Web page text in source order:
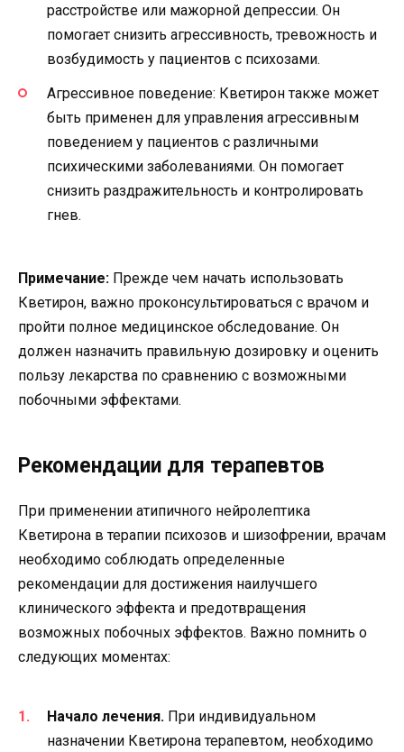
расстройстве или мажорной депрессии. Он
помогает снизить агрессивность, тревожность и
возбудимость у пациентов с психозами.
Агрессивное поведение: Кветирон также может
быть применен для управления агрессивным
поведением у пациентов с различными
психическими заболеваниями. Он помогает
снизить раздражительность и контролировать
гнев.
Примечание: Прежде чем начать использовать
Кветирон, важно проконсультироваться с врачом и
пройти полное медицинское обследование. Он
должен назначить правильную дозировку и оценить
пользу лекарства по сравнению с возможными
побочными эффектами.
Рекомендации для терапевтов
При применении атипичного нейролептика
Кветирона в терапии психозов и шизофрении, врачам
необходимо соблюдать определенные
рекомендации для достижения наилучшего
клинического эффекта и предотвращения
возможных побочных эффектов. Важно помнить о
следующих моментах:
Начало лечения. При индивидуальном
назначении Кветирона терапевтом, необходимо